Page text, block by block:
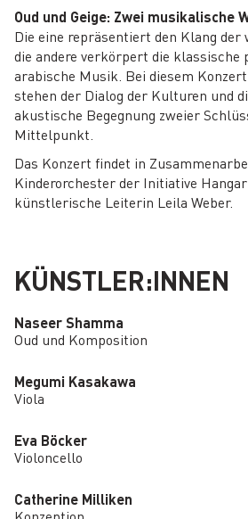
Oud und Geige: Zwei musikalische
Die eine repräsentiert den Klang der
die andere verkörpert die klassische
arabische Musik. Bei diesem
stehen der Dialog der Kulturen und
akustische Begegnung zweier
Mittelpunkt.
Das Konzert findet in
Kinderorchester der Initiative
künstlerische Leiterin Leila Weber.
KÜNSTLER:INNEN
Naseer Shamma
Oud und Komposition
Megumi Kasakawa
Viola
Eva Böcker
Violoncello
Catherine Milliken